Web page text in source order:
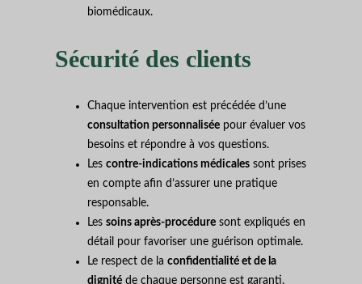
biomédicaux.
Sécurité des clients
Chaque intervention est précédée d’une
consultation personnalisée pour évaluer vos
besoins et répondre à vos questions.
Les contre-indications médicales sont prises
en compte afin d’assurer une pratique
responsable.
Les soins après-procédure sont expliqués en
détail pour favoriser une guérison optimale.
Le respect de la confidentialité et de la
dignité de chaque personne est garanti.